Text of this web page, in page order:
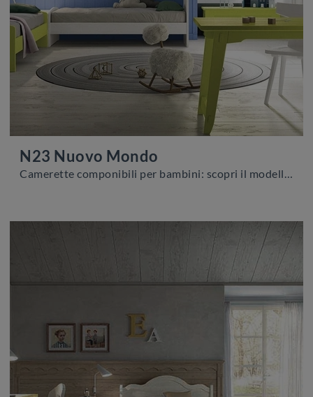
N23 Nuovo Mondo
Camerette componibili per bambini: scopri il modello in legno N23 Nuovo Mondo di Scandola per stanzette classiche.